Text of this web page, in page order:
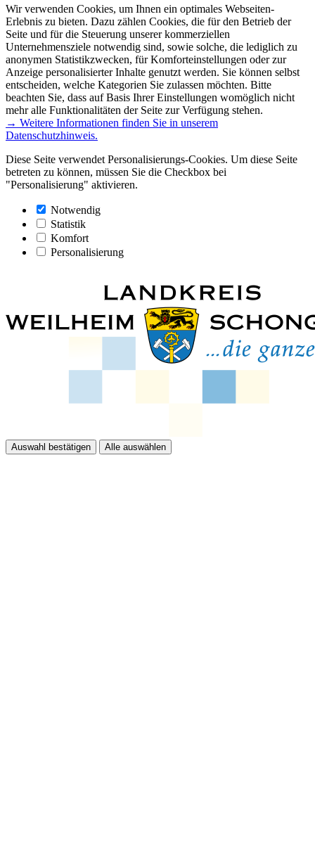
Wir verwenden Cookies, um Ihnen ein optimales Webseiten-
Erlebnis zu bieten. Dazu zählen Cookies, die für den Betrieb der
Seite und für die Steuerung unserer kommerziellen
Unternehmensziele notwendig sind, sowie solche, die lediglich zu
anonymen Statistikzwecken, für Komforteinstellungen oder zur
Anzeige personalisierter Inhalte genutzt werden. Sie können selbst
entscheiden, welche Kategorien Sie zulassen möchten. Bitte
beachten Sie, dass auf Basis Ihrer Einstellungen womöglich nicht
mehr alle Funktionalitäten der Seite zur Verfügung stehen.
→ Weitere Informationen finden Sie in unserem
Datenschutzhinweis.
Diese Seite verwendet Personalisierungs-Cookies. Um diese Seite
betreten zu können, müssen Sie die Checkbox bei
"Personalisierung" aktivieren.
Notwendig
Statistik
Komfort
Personalisierung
Auswahl bestätigen Alle auswählen